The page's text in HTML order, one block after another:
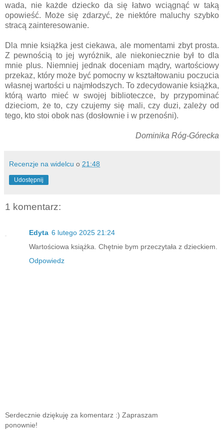
wada, nie każde dziecko da się łatwo wciągnąć w taką
opowieść. Może się zdarzyć, że niektóre maluchy szybko
stracą zainteresowanie.
Dla mnie książka jest ciekawa, ale momentami zbyt prosta.
Z pewnością to jej wyróżnik, ale niekoniecznie był to dla
mnie plus. Niemniej jednak doceniam mądry, wartościowy
przekaz, który może być pomocny w kształtowaniu poczucia
własnej wartości u najmłodszych. To zdecydowanie książka,
którą warto mieć w swojej biblioteczce, by przypominać
dzieciom, że to, czy czujemy się mali, czy duzi, zależy od
tego, kto stoi obok nas (dosłownie i w przenośni).
Dominika Róg-Górecka
Recenzje na widelcu o 21:48
Udostępnij
1 komentarz:
Edyta 6 lutego 2025 21:24
Wartościowa książka. Chętnie bym przeczytała z dzieckiem.
Odpowiedz
Serdecznie dziękuję za komentarz :) Zapraszam
ponownie!